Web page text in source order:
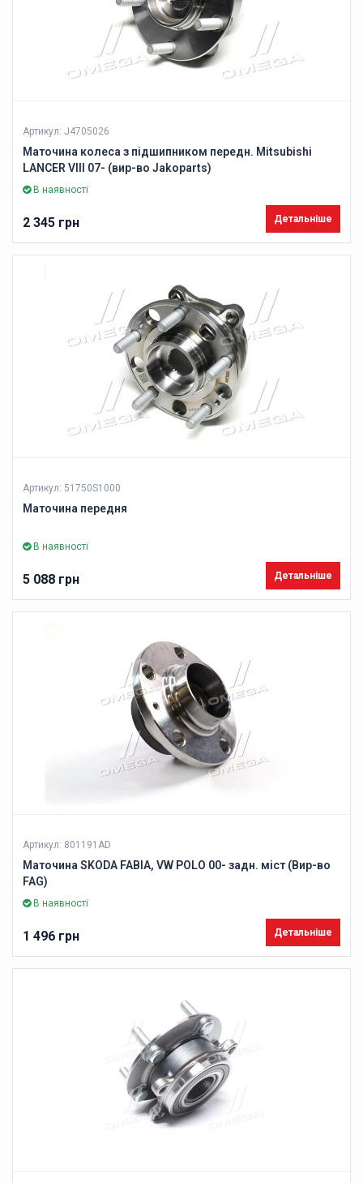
Артикул: J4705026
Маточина колеса з підшипником передн. Mitsubishi
LANCER VIII 07- (вир-во Jakoparts)
В наявності
2 345 грн Детальніше
Артикул: 51750S1000
Маточина передня
В наявності
5 088 грн Детальніше
Артикул: 801191AD
Маточина SKODA FABIA, VW POLO 00- задн. міст (Вир-во
FAG)
В наявності
1 496 грн Детальніше